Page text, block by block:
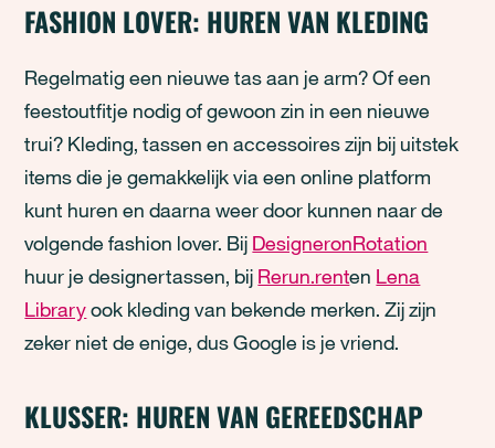
FASHION LOVER: HUREN VAN KLEDING
Regelmatig een nieuwe tas aan je arm? Of een
feestoutfitje nodig of gewoon zin in een nieuwe
trui? Kleding, tassen en accessoires zijn bij uitstek
items die je gemakkelijk via een online platform
kunt huren en daarna weer door kunnen naar de
volgende fashion lover. Bij DesigneronRotation
huur je designertassen, bij Rerun.renten Lena
Libraryook kleding van bekende merken. Zij zijn
zeker niet de enige, dus Google is je vriend.
KLUSSER: HUREN VAN GEREEDSCHAP